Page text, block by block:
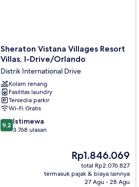
Sheraton
Vistana
Villages
Resort
Villas,
I-
Drive/Orlando
Distrik
International
Drive
Sheraton Vistana Villages Resort
Villas, I-Drive/Orlando
Distrik International Drive
Kolam renang
Fasilitas laundry
Tersedia parkir
Wi-Fi Gratis
9.2
dari
9,2 Istimewa
3.768 ulasan
Harga
sekarang
Rp1.846.069
Rp1.846.069
total Rp2.076.827
termasuk pajak & biaya lainnya
27 Agu - 28 Agu